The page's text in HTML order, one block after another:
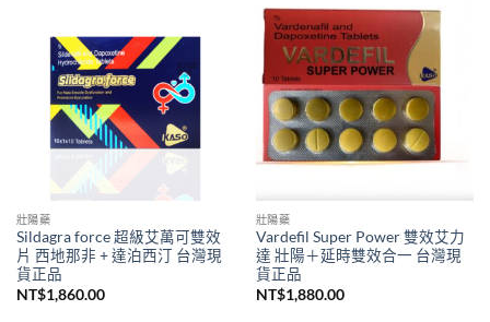
壯陽藥
Sildagra force 超級艾萬可雙效
片 西地那非 + 達泊西汀 台灣現
貨正品
NT$1,860.00
壯陽藥
Vardefil Super Power 雙效艾力
達 壯陽＋延時雙效合一 台灣現
貨正品
NT$1,880.00